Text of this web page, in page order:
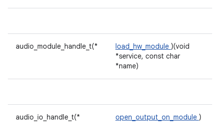
audio_module_handle_t(* load_hw_module )(void
*service, const char
*name)
audio_io_handle_t(* open_output_on_module )